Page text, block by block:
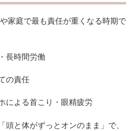
家庭で最も責任が重くなる時期で
長時間労働
の責任
による首こり・眼精疲労
頭と体がずっとオンのまま」で、